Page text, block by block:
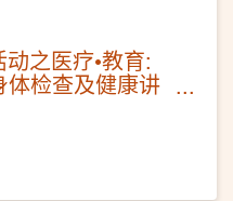
之医疗•教育:
检查及健康讲